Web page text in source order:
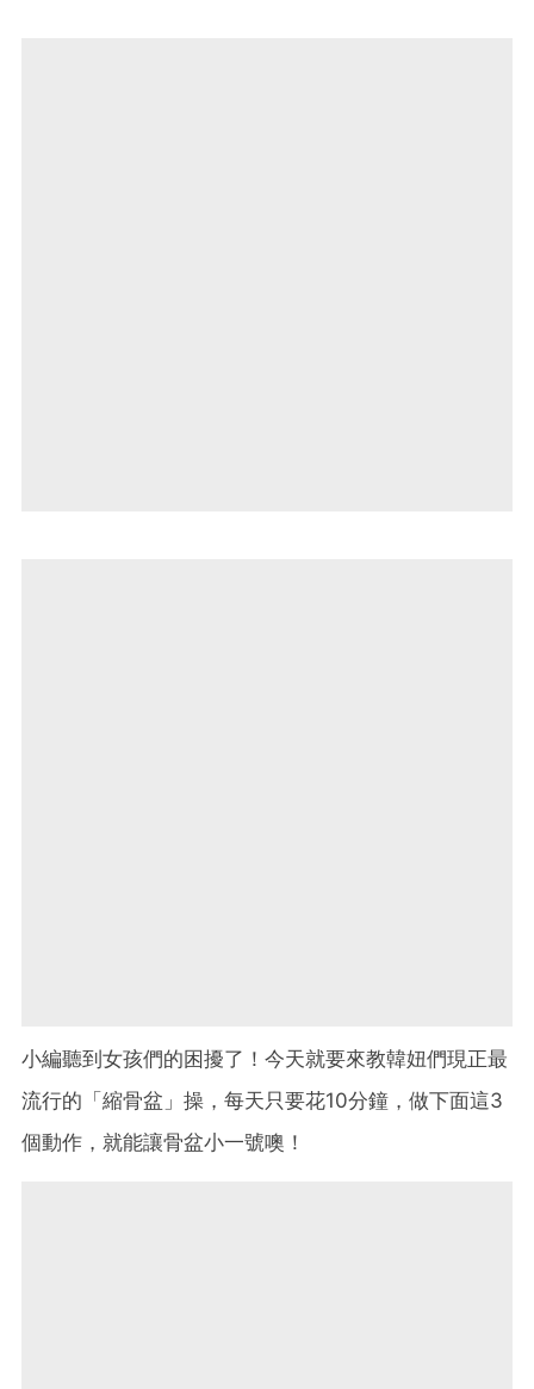
小編聽到女孩們的困擾了！今天就要來教韓妞們現正最
流行的「縮骨盆」操，每天只要花10分鐘，做下面這3
個動作，就能讓骨盆小一號噢！